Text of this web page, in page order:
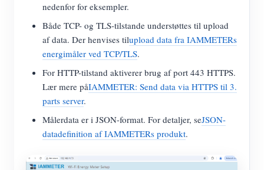
nedenfor for eksempler.
Både TCP- og TLS-tilstande understøttes til upload
af data. Der henvises tilupload data fra IAMMETERs
energimåler ved TCP/TLS.
For HTTP-tilstand aktiverer brug af port 443 HTTPS.
Lær mere påIAMMETER: Send data via HTTPS til 3.
parts server.
Målerdata er i JSON-format. For detaljer, seJSON-
datadefinition af IAMMETERs produkt.